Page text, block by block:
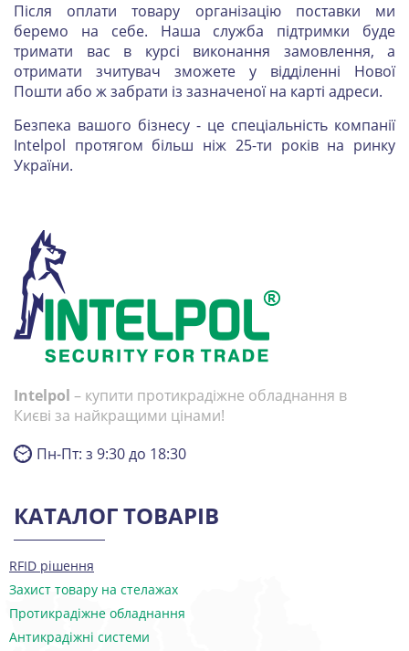
Після оплати товару організацію поставки ми
беремо на себе. Наша служба підтримки буде
тримати вас в курсі виконання замовлення, а
отримати зчитувач зможете у відділенні Нової
Пошти або ж забрати із зазначеної на карті адреси.
Безпека вашого бізнесу - це спеціальність компанії
Intelpol протягом більш ніж 25-ти років на ринку
України.
Intelpol – купити протикрадіжне обладнання в
Києві за найкращими цінами!
Пн-Пт: з 9:30 до 18:30
КАТАЛОГ ТОВАРІВ
RFID рішення
Захист товару на стелажах
Протикрадіжне обладнання
Антикрадіжні системи